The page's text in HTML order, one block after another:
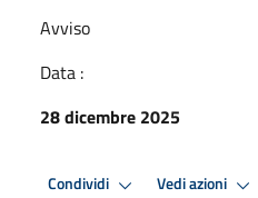
Avviso
Data :
28 dicembre 2025
Condividi Vedi azioni